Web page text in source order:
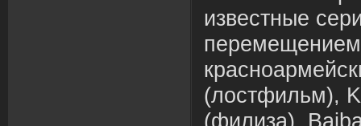
известные
перемещением
(лостфильм),